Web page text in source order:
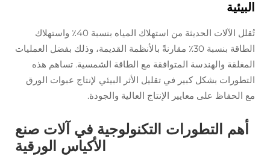
البيئية
تُقلل الآلات الحديثة من استهلاك المياه بنسبة 40٪ واستهلاك
الطاقة بنسبة 30٪ مقارنةً بالأنظمة القديمة، وذلك بفضل العمليات
المغلقة والهندسة المتوافقة مع الطاقة الشمسية. تساهم هذه
التطورات بشكل كبير في تقليل الأثر البيئي لإنتاج عبوات الورق
مع الحفاظ على معايير الإنتاج العالية والجودة.
أهم التطورات التكنولوجية في آلات صنع
الأكياس الورقية